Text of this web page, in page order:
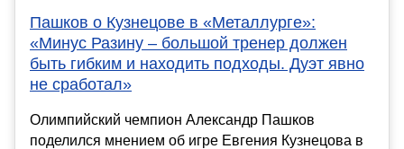
Пашков о Кузнецове в «Металлурге»:
«Минус Разину – большой тренер должен
быть гибким и находить подходы. Дуэт явно
не сработал»
Олимпийский чемпион Александр Пашков
поделился мнением об игре Евгения Кузнецова в